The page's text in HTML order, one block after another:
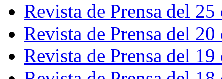
Revista de Prensa del
Revista de Prensa del
Revista de Prensa del